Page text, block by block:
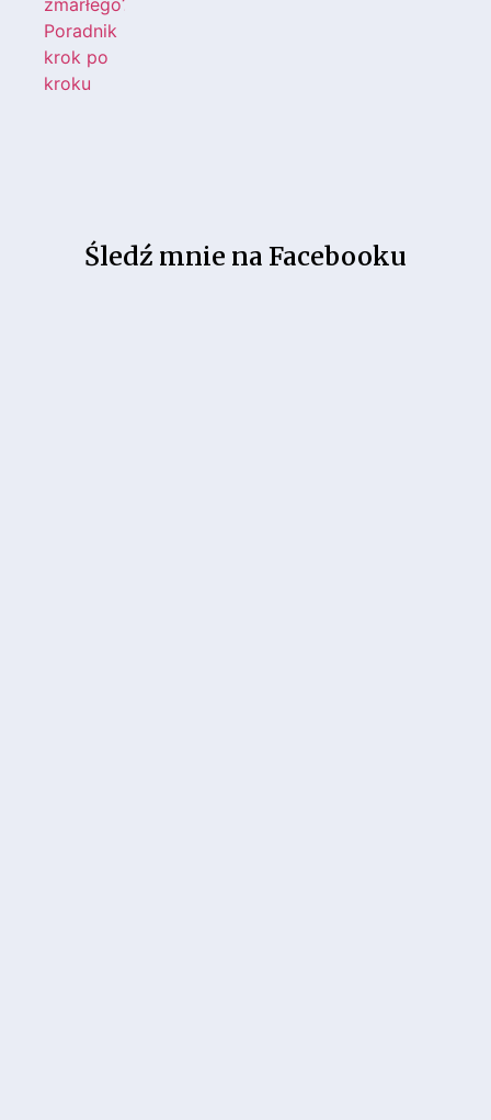
Śledź mnie na Facebooku